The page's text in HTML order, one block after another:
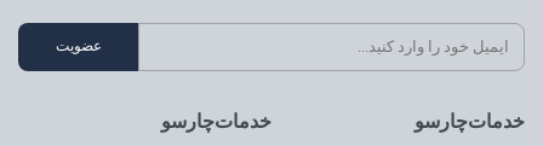
خدمات‌چارسو خدمات‌چارسو